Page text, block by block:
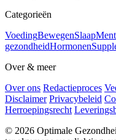
Categorieën
VoedingBewegenSlaap
gezondheidHormonen
Over & meer
Over ons Redactieproces
Disclaimer Privacybeleid
Herroepingsrecht
© 2026 Optimale